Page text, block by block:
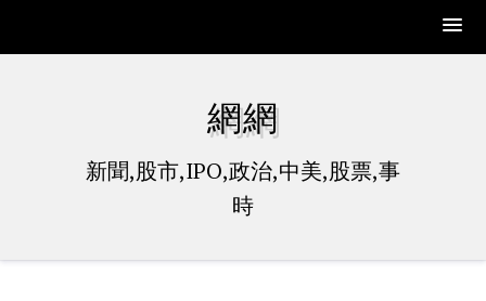
網網
新聞,股市,IPO,政治,中美,股票,事
時